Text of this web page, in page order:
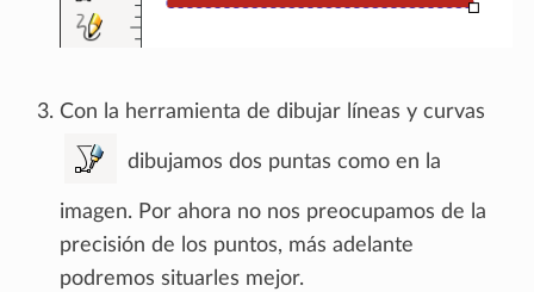
Con la herramienta de dibujar líneas y curvas
dibujamos dos puntas como en la
imagen. Por ahora no nos preocupamos de la
precisión de los puntos, más adelante
podremos situarles mejor.